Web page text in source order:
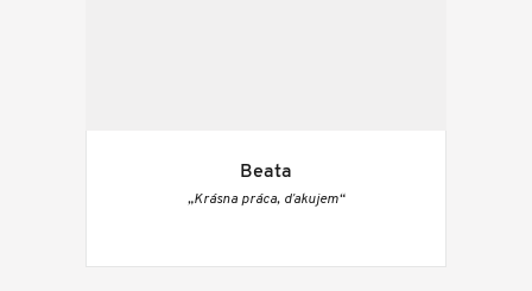
Beata
„Krásna práca, ďakujem“